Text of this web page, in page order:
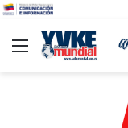
Menu